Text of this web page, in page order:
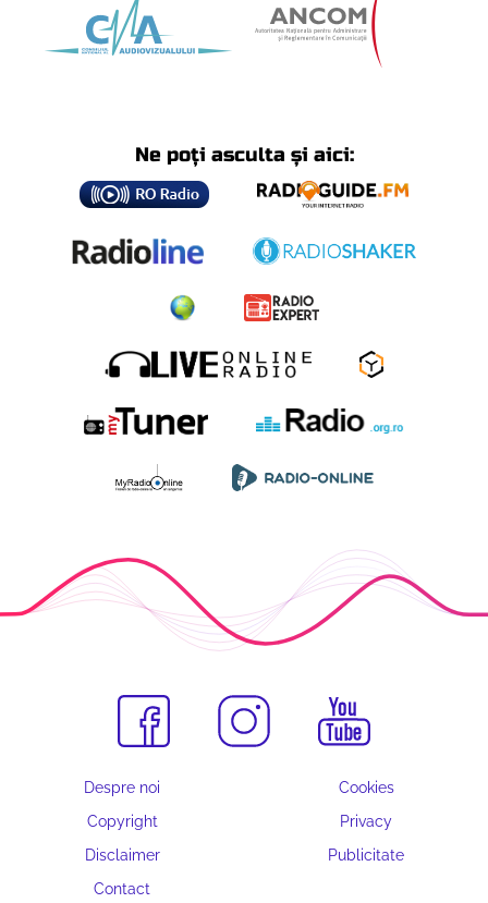
Ne poți asculta și aici:
Despre noi
Cookies
Copyright
Privacy
Disclaimer
Publicitate
Contact